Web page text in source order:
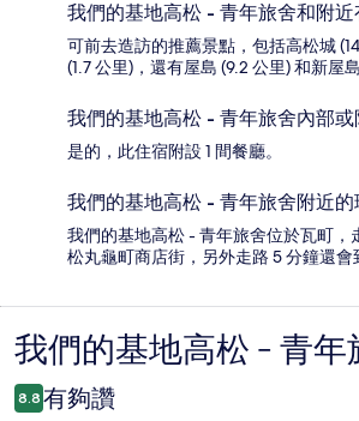
我們的基地高松 - 青年旅舍和附近
可前去造訪的推薦景點，包括高松城
(1.7 公里)，還有屋島 (9.2 公里) 和新屋
我們的基地高松 - 青年旅舍內部或
是的，此住宿附設 1 間餐廳。
我們的基地高松 - 青年旅舍附近的
我們的基地高松 - 青年旅舍位於瓦町，
松丸龜町商店街，另外走路 5 分鐘還會
評
論
我們的基地高松 - 青年
8.8 有夠讚